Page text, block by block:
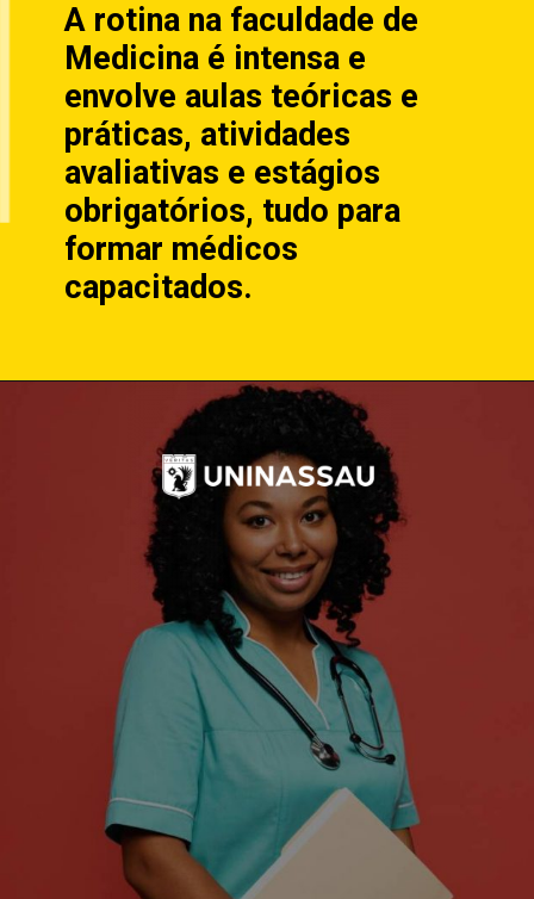
A rotina na faculdade de
Medicina é intensa e
envolve aulas teóricas e
práticas, atividades
avaliativas e estágios
obrigatórios, tudo para
formar médicos
capacitados.